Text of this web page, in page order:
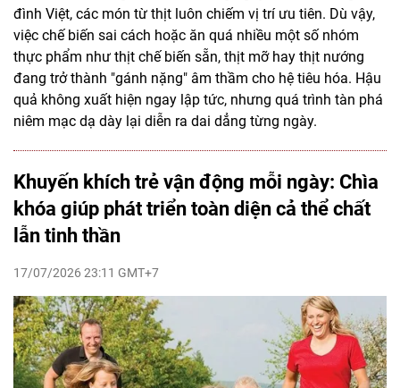
đình Việt, các món từ thịt luôn chiếm vị trí ưu tiên. Dù vậy,
việc chế biến sai cách hoặc ăn quá nhiều một số nhóm
thực phẩm như thịt chế biến sẵn, thịt mỡ hay thịt nướng
đang trở thành "gánh nặng" âm thầm cho hệ tiêu hóa. Hậu
quả không xuất hiện ngay lập tức, nhưng quá trình tàn phá
niêm mạc dạ dày lại diễn ra dai dẳng từng ngày.
Khuyến khích trẻ vận động mỗi ngày: Chìa
khóa giúp phát triển toàn diện cả thể chất
lẫn tinh thần
17/07/2026 23:11 GMT+7